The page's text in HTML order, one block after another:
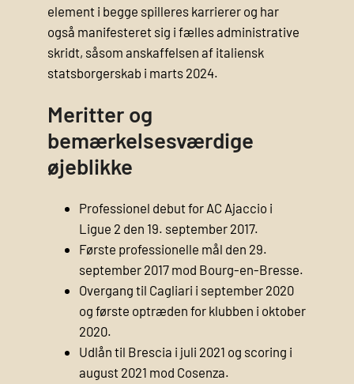
element i begge spilleres karrierer og har
også manifesteret sig i fælles administrative
skridt, såsom anskaffelsen af italiensk
statsborgerskab i marts 2024.
Meritter og
bemærkelsesværdige
øjeblikke
Professionel debut for AC Ajaccio i
Ligue 2 den 19. september 2017.
Første professionelle mål den 29.
september 2017 mod Bourg-en-Bresse.
Overgang til Cagliari i september 2020
og første optræden for klubben i oktober
2020.
Udlån til Brescia i juli 2021 og scoring i
august 2021 mod Cosenza.